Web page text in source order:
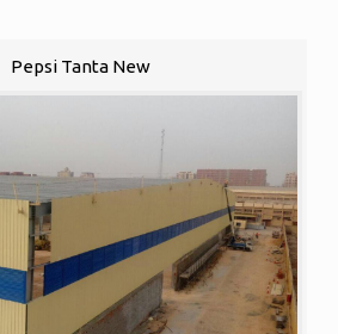
Pepsi Tanta New